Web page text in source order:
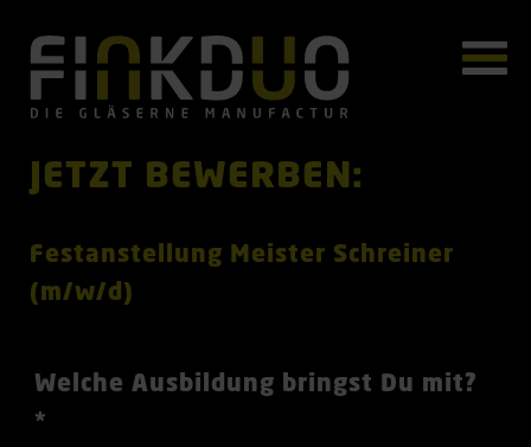
JETZT BEWERBEN:
Festanstellung Meister Schreiner
(m/w/d)
P
f
Welche Ausbildung bringst Du mit?
*